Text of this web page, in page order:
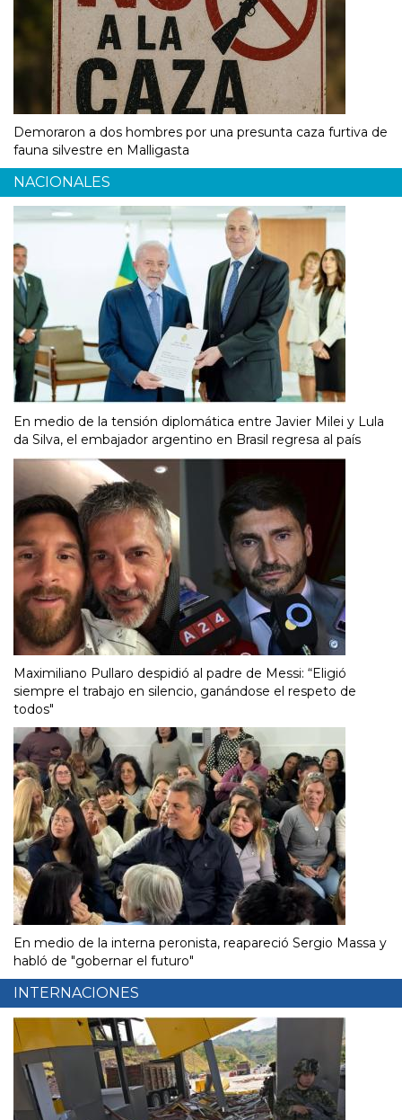
Demoraron a dos hombres por una presunta caza furtiva de
fauna silvestre en Malligasta
NACIONALES
En medio de la tensión diplomática entre Javier Milei y Lula
da Silva, el embajador argentino en Brasil regresa al país
Maximiliano Pullaro despidió al padre de Messi: “Eligió
siempre el trabajo en silencio, ganándose el respeto de
todos"
En medio de la interna peronista, reapareció Sergio Massa y
habló de "gobernar el futuro"
INTERNACIONES